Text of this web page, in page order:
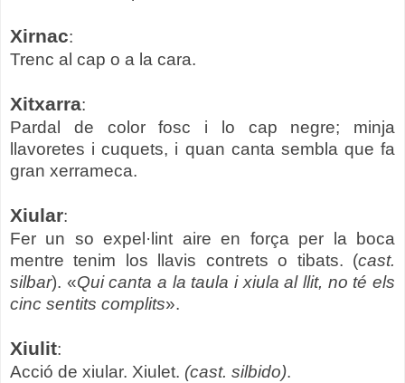
Xirnac:
Trenc al cap o a la cara.
Xitxarra:
Pardal de color fosc i lo cap negre; minja
llavoretes i cuquets, i quan canta sembla que fa
gran xerrameca.
Xiular:
Fer un so expel·lint aire en força per la boca
mentre tenim los llavis contrets o tibats. (cast.
silbar). «Qui canta a la taula i xiula al llit, no té els
cinc sentits complits».
Xiulit:
Acció de xiular. Xiulet. (cast. silbido).